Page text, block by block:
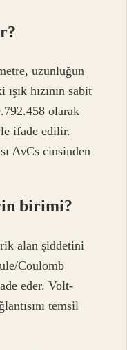
uzunluğun
hızının sabit
olarak
ifade edilir.
ΔνCs cinsinden
birimi?
alan şiddetini
Coulomb
eder. Volt-
temsil